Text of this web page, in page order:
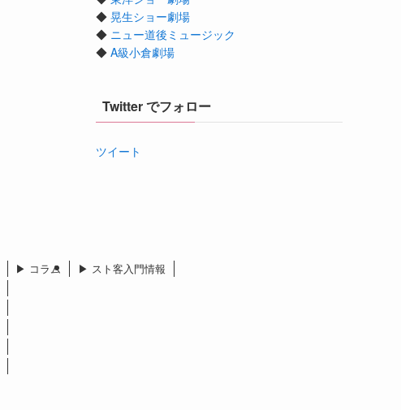
◆ 晃生ショー劇場
◆ ニュー道後ミュージック
◆ A級小倉劇場
Twitter でフォロー
ツイート
▶︎ コラム ▶︎ スト客入門情報